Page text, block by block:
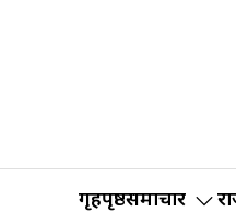
गृहपृष्ठसमाचार